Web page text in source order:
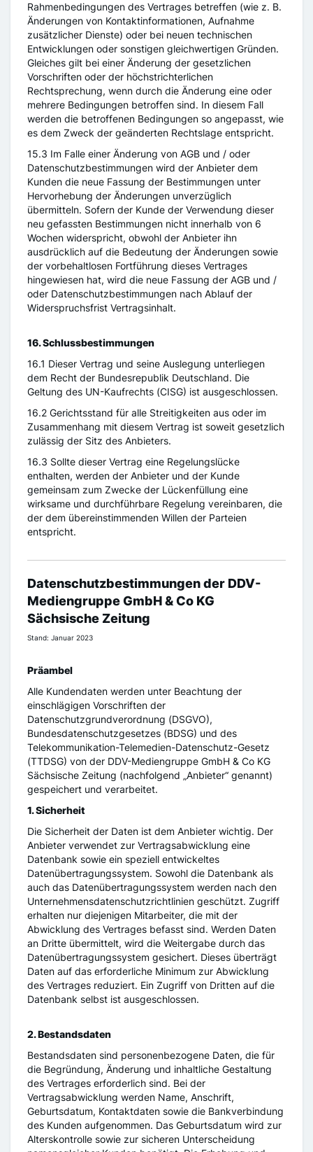
Rahmenbedingungen des Vertrages betreffen (wie z. B.
Änderungen von Kontaktinformationen, Aufnahme
zusätzlicher Dienste) oder bei neuen technischen
Entwicklungen oder sonstigen gleichwertigen Gründen.
Gleiches gilt bei einer Änderung der gesetzlichen
Vorschriften oder der höchstrichterlichen
Rechtsprechung, wenn durch die Änderung eine oder
mehrere Bedingungen betroffen sind. In diesem Fall
werden die betroffenen Bedingungen so angepasst, wie
es dem Zweck der geänderten Rechtslage entspricht.
15.3 Im Falle einer Änderung von AGB und / oder
Datenschutzbestimmungen wird der Anbieter dem
Kunden die neue Fassung der Bestimmungen unter
Hervorhebung der Änderungen unverzüglich
übermitteln. Sofern der Kunde der Verwendung dieser
neu gefassten Bestimmungen nicht innerhalb von 6
Wochen widerspricht, obwohl der Anbieter ihn
ausdrücklich auf die Bedeutung der Änderungen sowie
der vorbehaltlosen Fortführung dieses Vertrages
hingewiesen hat, wird die neue Fassung der AGB und /
oder Datenschutzbestimmungen nach Ablauf der
Widerspruchsfrist Vertragsinhalt.
16. Schlussbestimmungen
16.1 Dieser Vertrag und seine Auslegung unterliegen
dem Recht der Bundesrepublik Deutschland. Die
Geltung des UN-Kaufrechts (CISG) ist ausgeschlossen.
16.2 Gerichtsstand für alle Streitigkeiten aus oder im
Zusammenhang mit diesem Vertrag ist soweit gesetzlich
zulässig der Sitz des Anbieters.
16.3 Sollte dieser Vertrag eine Regelungslücke
enthalten, werden der Anbieter und der Kunde
gemeinsam zum Zwecke der Lückenfüllung eine
wirksame und durchführbare Regelung vereinbaren, die
der dem übereinstimmenden Willen der Parteien
entspricht.
Datenschutzbestimmungen der DDV-
Mediengruppe GmbH & Co KG
Sächsische Zeitung
Stand: Januar 2023
Präambel
Alle Kundendaten werden unter Beachtung der
einschlägigen Vorschriften der
Datenschutzgrundverordnung (DSGVO),
Bundesdatenschutzgesetzes (BDSG) und des
Telekommunikation-Telemedien-Datenschutz-Gesetz
(TTDSG) von der DDV-Mediengruppe GmbH & Co KG
Sächsische Zeitung (nachfolgend „Anbieter“ genannt)
gespeichert und verarbeitet.
1. Sicherheit
Die Sicherheit der Daten ist dem Anbieter wichtig. Der
Anbieter verwendet zur Vertragsabwicklung eine
Datenbank sowie ein speziell entwickeltes
Datenübertragungssystem. Sowohl die Datenbank als
auch das Datenübertragungssystem werden nach den
Unternehmensdatenschutzrichtlinien geschützt. Zugriff
erhalten nur diejenigen Mitarbeiter, die mit der
Abwicklung des Vertrages befasst sind. Werden Daten
an Dritte übermittelt, wird die Weitergabe durch das
Datenübertragungssystem gesichert. Dieses überträgt
Daten auf das erforderliche Minimum zur Abwicklung
des Vertrages reduziert. Ein Zugriff von Dritten auf die
Datenbank selbst ist ausgeschlossen.
2. Bestandsdaten
Bestandsdaten sind personenbezogene Daten, die für
die Begründung, Änderung und inhaltliche Gestaltung
des Vertrages erforderlich sind. Bei der
Vertragsabwicklung werden Name, Anschrift,
Geburtsdatum, Kontaktdaten sowie die Bankverbindung
des Kunden aufgenommen. Das Geburtsdatum wird zur
Alterskontrolle sowie zur sicheren Unterscheidung